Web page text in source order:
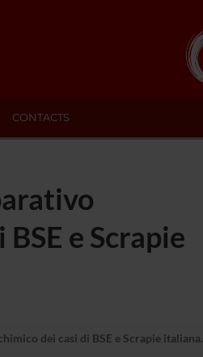
CONTACTS
e Scrapie
dei casi di BSE e Scrapie italiana.